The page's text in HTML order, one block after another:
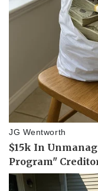
Lịch thi đấu bóng đá
Thế giới thể thao